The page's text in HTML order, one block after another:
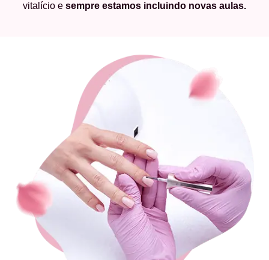
vitalício e sempre estamos incluindo novas aulas.